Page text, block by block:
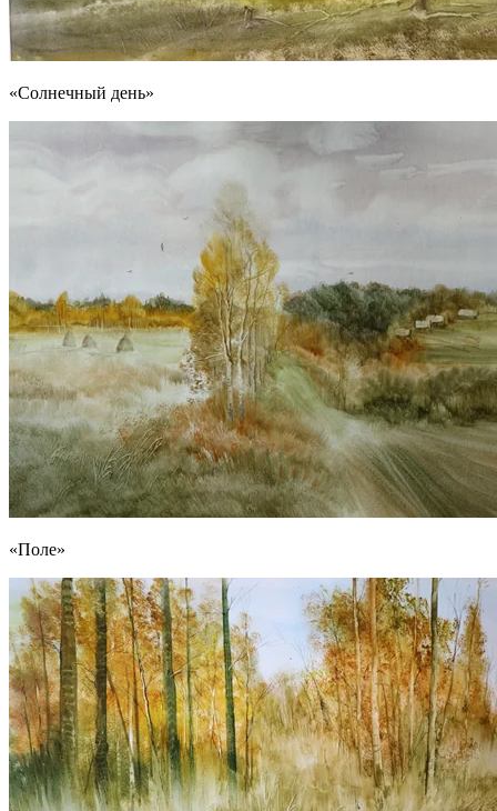
«Солнечный день»
«Поле»